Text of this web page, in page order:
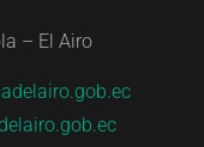
– El Airo